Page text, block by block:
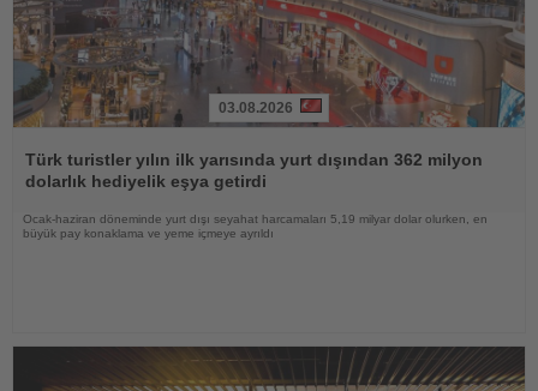
Oku
03.08.2026
Türk turistler yılın ilk yarısında yurt dışından 362 milyon
dolarlık hediyelik eşya getirdi
Ocak-haziran döneminde yurt dışı seyahat harcamaları 5,19 milyar dolar olurken, en
büyük pay konaklama ve yeme içmeye ayrıldı